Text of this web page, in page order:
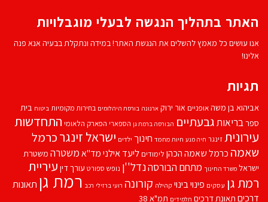
האתר בתהליך הנגשה לבעלי מוגבלויות
אנו עושים כל מאמץ להשלים את הנגשת האתר! במידה ונתקלת בבעיה אנא פנה
אלינו!
תגיות
אביהוא בן משהאופניים אור ירוק ארנונה בורסת היהלומים בחירות מקומיות ביטוח בית
ספרבריאותגבעתיים הבורסה ברמת גן הספארי הפארק הלאומי התחדשות
עירוניתזינגר חיה מנע חיות מחמד חינוך ילדים ישראל זינגרכרמל
שאמה כרמל שאמה הכהן לימודים ליעד אילנימד''אמשטרה משטרת
ישראל משרד החינוך מתחם הבורסהנדל''ן נופש ספורט עורך דין עיריית
רמת גן עסקים פינוי בינוי קהילה קורונה רועי ברזילי רכב רמת גן תאונות
דרכים תאונת דרכים תלמידים תמ"א 38